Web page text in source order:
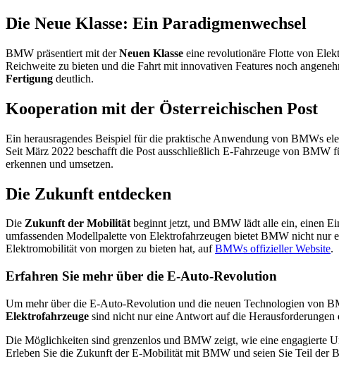
Die Neue Klasse: Ein Paradigmenwechsel
BMW präsentiert mit derNeuen Klasse eine revolutionäre Flotte von
Reichweite zu bieten und die Fahrt mit innovativen Features noch
Fertigung deutlich.
Kooperation mit der Österreichischen Post
Ein herausragendes Beispiel für die praktische Anwendung von BMWs
Seit März 2022 beschafft die Post ausschließlich E-Fahrzeuge von
erkennen und umsetzen.
Die Zukunft entdecken
Die Zukunft der Mobilitätbeginnt jetzt, und BMW lädt alle ein, einen
umfassenden Modellpalette von Elektrofahrzeugen bietet BMW nicht
Elektromobilität von morgen zu bieten hat, aufBMWs offizieller Website.
Erfahren Sie mehr über die E-Auto-Revolution
Um mehr über die E-Auto-Revolution und die neuen Technologien von
Elektrofahrzeuge sind nicht nur eine Antwort auf die
Die Möglichkeiten sind grenzenlos und BMW zeigt, wie eine engagierte
Erleben Sie die Zukunft der E-Mobilität mit BMW und seien Sie Teil der